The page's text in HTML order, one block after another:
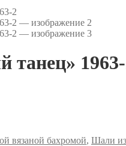
танец»
вязаной бахромой, Шали из